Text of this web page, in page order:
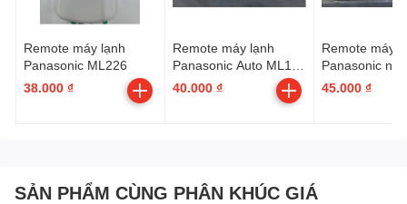
Remote máy lạnh
Panasonic ML226
38.000 ₫
Remote máy lạnh
Panasonic Auto ML16
- Quiet
40.000 ₫
Remote máy
Panasonic nút
Econavi
45.000 ₫
SẢN PHẨM CÙNG PHÂN KHÚC GIÁ